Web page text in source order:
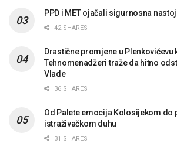
PPD i MET ojačali sigurnosna
42 SHARES
Drastične promjene u Plenkovićevu
Tehnomenadžeri traže da hitno
Vlade
36 SHARES
Od Palete emocija Kolosijekom do
istraživačkom duhu
31 SHARES